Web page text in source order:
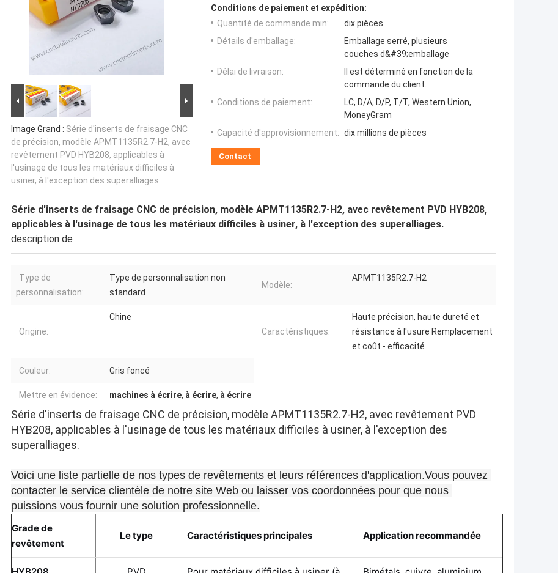
Image Grand : Série d'inserts de fraisage CNC
de précision, modèle APMT1135R2.7-H2, avec
revêtement PVD HYB208, applicables à
l'usinage de tous les matériaux difficiles à
usiner, à l'exception des superalliages.
Conditions de paiement et expédition:
Quantité de commande min:
dix pièces
Détails d'emballage:
Emballage serré, plusieurs
couches d&#39;emballage
Délai de livraison:
Il est déterminé en fonction de la
commande du client.
Conditions de paiement:
LC, D/A, D/P, T/T, Western Union,
MoneyGram
Capacité d'approvisionnement: dix millions de pièces
Contact
Série d'inserts de fraisage CNC de précision, modèle APMT1135R2.7-H2, avec revêtement PVD HYB208,
applicables à l'usinage de tous les matériaux difficiles à usiner, à l'exception des superalliages.
description de
Type de
personnalisation:
Type de personnalisation non
standard
Modèle:
APMT1135R2.7-H2
Origine:
Chine
Caractéristiques:
Haute précision, haute dureté et
résistance à l'usure Remplacement
et coût - efficacité
Couleur: Gris foncé
Mettre en évidence: machines à écrire, à écrire, à écrire
Série d'inserts de fraisage CNC de précision, modèle APMT1135R2.7-H2, avec revêtement PVD
HYB208, applicables à l'usinage de tous les matériaux difficiles à usiner, à l'exception des
superalliages.
Voici une liste partielle de nos types de revêtements et leurs références d'application.Vous pouvez
contacter le service clientèle de notre site Web ou laisser vos coordonnées pour que nous
puissions vous fournir une solution professionnelle.
Grade de
revêtement
Le type Caractéristiques principales Application recommandée